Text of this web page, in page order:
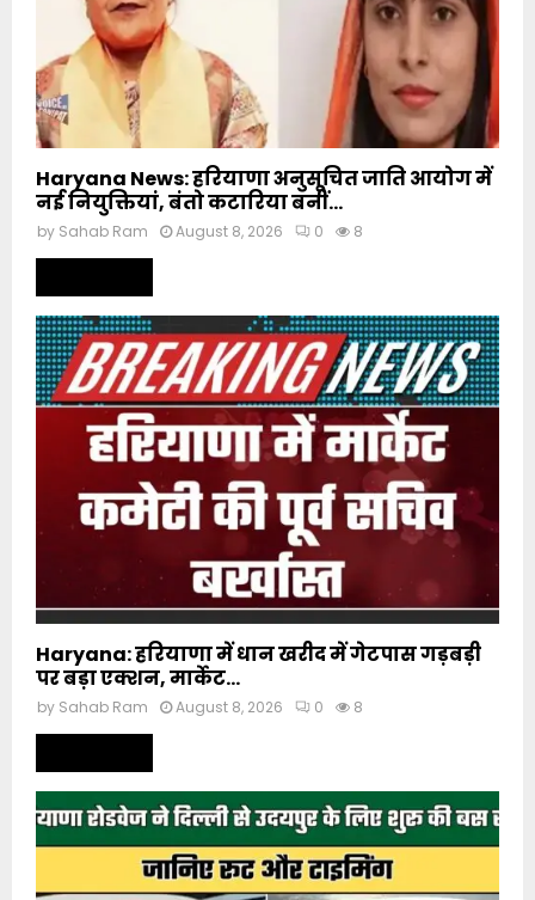
Haryana News: हरियाणा अनुसूचित जाति आयोग में
नई नियुक्तियां, बंतो कटारिया बनीं...
by Sahab Ram August 8, 2026 0 8
Haryana: हरियाणा में धान खरीद में गेटपास गड़बड़ी
पर बड़ा एक्शन, मार्केट...
by Sahab Ram August 8, 2026 0 8